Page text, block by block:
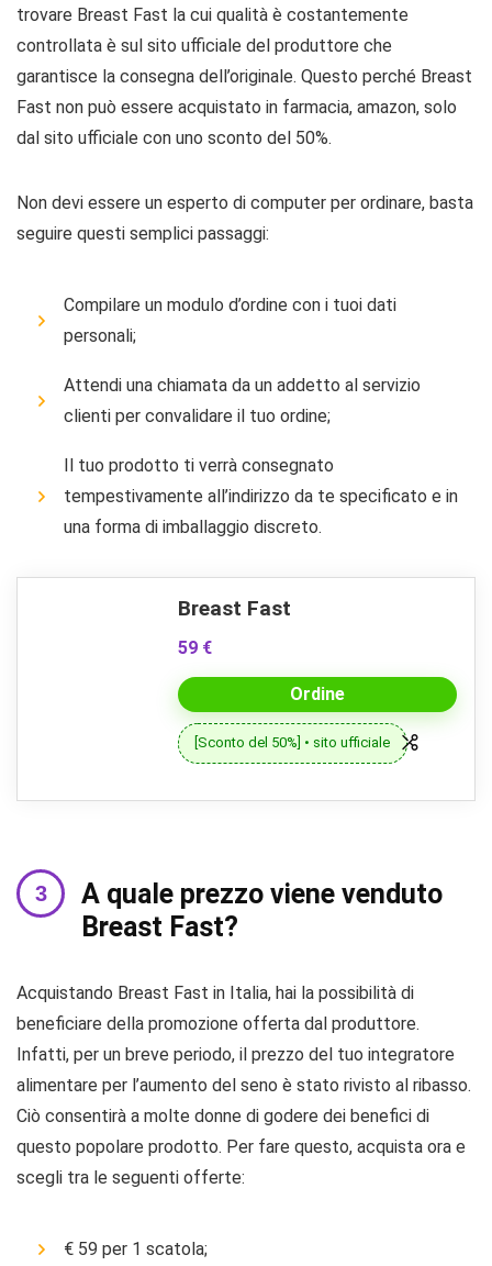
trovare Breast Fast la cui qualità è costantemente
controllata è sul sito ufficiale del produttore che
garantisce la consegna dell’originale. Questo perché Breast
Fast non può essere acquistato in farmacia, amazon, solo
dal sito ufficiale con uno sconto del 50%.
Non devi essere un esperto di computer per ordinare, basta
seguire questi semplici passaggi:
Compilare un modulo d’ordine con i tuoi dati
personali;
Attendi una chiamata da un addetto al servizio
clienti per convalidare il tuo ordine;
Il tuo prodotto ti verrà consegnato
tempestivamente all’indirizzo da te specificato e in
una forma di imballaggio discreto.
Breast Fast
59 €
Ordine
[Sconto del 50%] • sito ufficiale
A quale prezzo viene venduto
Breast Fast?
Acquistando Breast Fast in Italia, hai la possibilità di
beneficiare della promozione offerta dal produttore.
Infatti, per un breve periodo, il prezzo del tuo integratore
alimentare per l’aumento del seno è stato rivisto al ribasso.
Ciò consentirà a molte donne di godere dei benefici di
questo popolare prodotto. Per fare questo, acquista ora e
scegli tra le seguenti offerte:
€ 59 per 1 scatola;